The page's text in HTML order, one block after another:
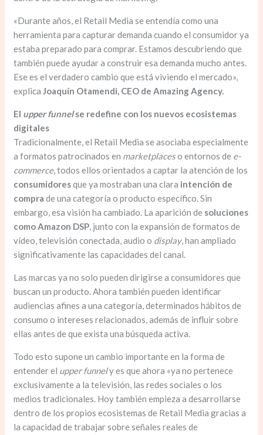
«Durante años, el Retail Media se entendía como una
herramienta para capturar demanda cuando el consumidor ya
estaba preparado para comprar. Estamos descubriendo que
también puede ayudar a construir esa demanda mucho antes.
Ese es el verdadero cambio que está viviendo el mercado»,
explicaJoaquín Otamendi, CEO de Amazing Agency.
El upper funnelse redefine con los nuevos ecosistemas
digitales
Tradicionalmente, el Retail Media se asociaba especialmente
a formatos patrocinados en marketplaceso entornos de e-
commerce, todos ellos orientados a captar la atención de los
consumidoresque ya mostraban una clara intención de
compra de una categoría o producto específico. Sin
embargo, esa visión ha cambiado. La aparición de soluciones
como Amazon DSP, junto con la expansión de formatos de
vídeo, televisión conectada, audio o display, han ampliado
significativamente las capacidades del canal.
Las marcas ya no solo pueden dirigirse a consumidores que
buscan un producto. Ahora también pueden identificar
audiencias afines a una categoría, determinados hábitos de
consumo o intereses relacionados, además de influir sobre
ellas antes de que exista una búsqueda activa.
Todo esto supone un cambio importante en la forma de
entender el upper funnely es que ahora «ya no pertenece
exclusivamente a la televisión, las redes sociales o los
medios tradicionales. Hoy también empieza a desarrollarse
dentro de los propios ecosistemas de Retail Media gracias a
la capacidad de trabajar sobre señales reales de